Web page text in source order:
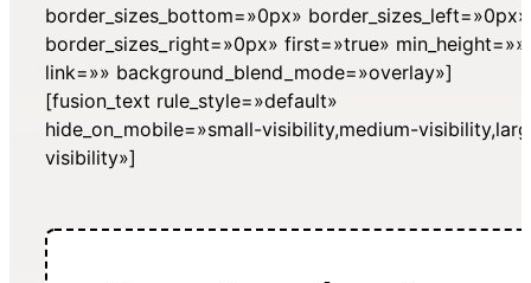
border_sizes_bottom=»0px» border_sizes_left=»0px»
border_sizes_right=»0px» first=»true» min_height=»»
link=»» background_blend_mode=»overlay»]
[fusion_text rule_style=»default»
hide_on_mobile=»small-visibility,medium-
visibility»]